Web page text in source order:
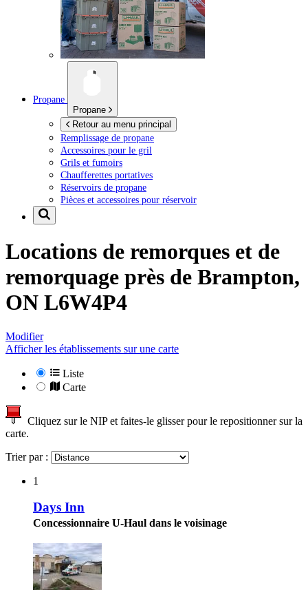
Propane
Propane
Retour au menu principal
Remplissage de propane
Accessoires pour le gril
Grils et fumoirs
Chaufferettes portatives
Réservoirs de propane
Pièces et accessoires pour réservoir
Locations de remorques et de
remorquage près de Brampton,
ON L6W4P4
Modifier
Afficher les établissements sur une carte
Liste
Carte
Cliquez sur le NIP et faites-le glisser pour le repositionner sur la
carte.
Trier par :
1
Days Inn
Concessionnaire U-Haul dans le voisinage